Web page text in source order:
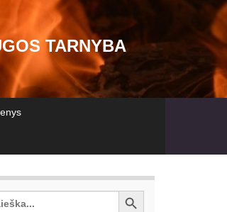
TARNYBA
Search Button